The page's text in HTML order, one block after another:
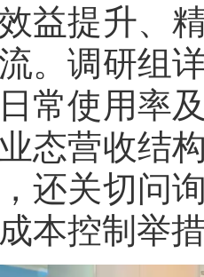
益提升、
。调研组
常使用率
态营收结
还关切问
本控制举